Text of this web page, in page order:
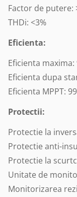
Factor de putere:
THDi: <3%
Eficienta:
Eficienta maxima:
Eficienta dupa
Eficienta MPPT:
Protectii:
Protectie la
Protectie anti-
Protectie la
Unitate de
Monitorizarea